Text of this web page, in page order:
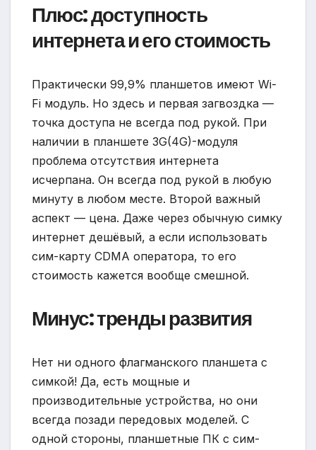
Плюс: доступность
интернета и его стоимость
Практически 99,9% планшетов имеют Wi-
Fi модуль. Но здесь и первая загвоздка —
точка доступа не всегда под рукой. При
наличии в планшете 3G(4G)-модуля
проблема отсутствия интернета
исчерпана. Он всегда под рукой в любую
минуту в любом месте. Второй важный
аспект — цена. Даже через обычную симку
интернет дешёвый, а если использовать
сим-карту CDMA оператора, то его
стоимость кажется вообще смешной.
Минус: тренды развития
Нет ни одного флагманского планшета с
симкой! Да, есть мощные и
производительные устройства, но они
всегда позади передовых моделей. С
одной стороны, планшетные ПК с сим-